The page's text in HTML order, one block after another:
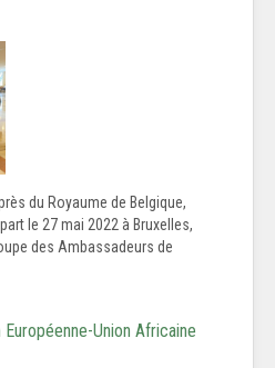
du Royaume de Belgique,
le 27 mai 2022 à Bruxelles,
des Ambassadeurs de
Union Africaine